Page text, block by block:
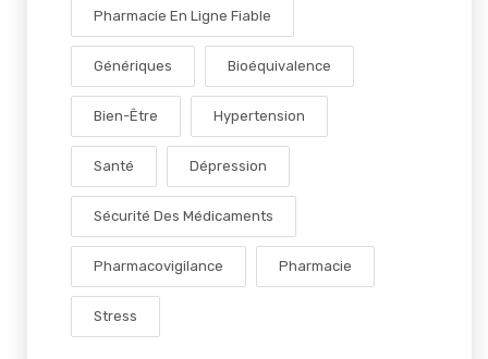
Pharmacie En Ligne Fiable
Génériques Bioéquivalence
Bien-Être Hypertension
Santé Dépression
Sécurité Des Médicaments
Pharmacovigilance Pharmacie
Stress